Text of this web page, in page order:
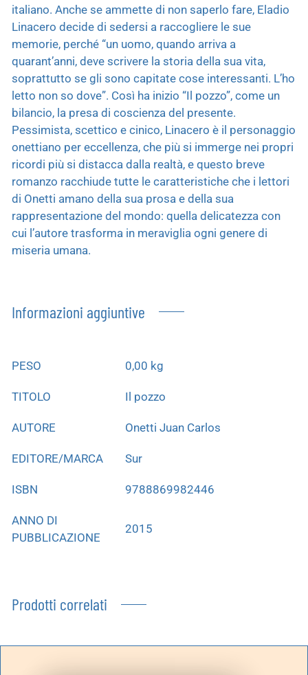
italiano. Anche se ammette di non saperlo fare, Eladio
Linacero decide di sedersi a raccogliere le sue
memorie, perché “un uomo, quando arriva a
quarant’anni, deve scrivere la storia della sua vita,
soprattutto se gli sono capitate cose interessanti. L’ho
letto non so dove”. Così ha inizio “Il pozzo”, come un
bilancio, la presa di coscienza del presente.
Pessimista, scettico e cinico, Linacero è il personaggio
onettiano per eccellenza, che più si immerge nei propri
ricordi più si distacca dalla realtà, e questo breve
romanzo racchiude tutte le caratteristiche che i lettori
di Onetti amano della sua prosa e della sua
rappresentazione del mondo: quella delicatezza con
cui l’autore trasforma in meraviglia ogni genere di
miseria umana.
Informazioni aggiuntive
PESO 0,00 kg
TITOLO Il pozzo
AUTORE Onetti Juan Carlos
EDITORE/MARCA Sur
ISBN 9788869982446
ANNO DI
PUBBLICAZIONE
2015
Prodotti correlati